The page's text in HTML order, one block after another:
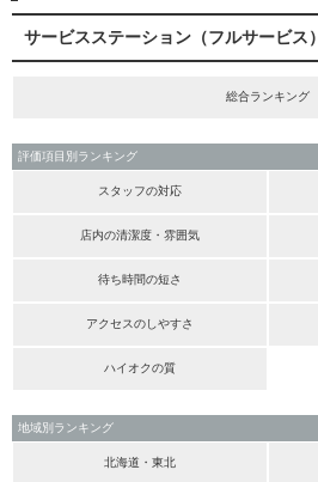
サービスステーション（フルサービス）
総合ランキング
評価項目別ランキング
スタッフの対応
店内の清潔度・雰囲気
待ち時間の短さ
アクセスのしやすさ
ハイオクの質
地域別ランキング
北海道・東北